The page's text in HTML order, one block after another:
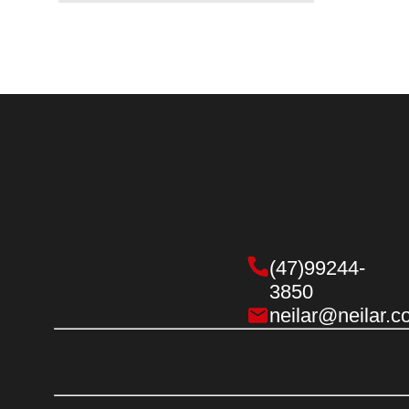
Temperos 250g
(47)99244-
3850